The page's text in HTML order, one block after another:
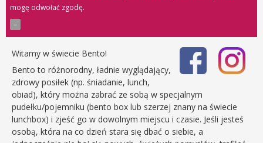
mogę odwołać zgodę.
Witamy w świecie Bento!
Bento to różnorodny, ładnie wyglądający,
zdrowy posiłek (np. śniadanie, lunch,
obiad), który można zabrać ze sobą w specjalnym
pudełku/pojemniku (bento box lub szerzej znany na świecie
lunchbox) i zjeść go w dowolnym miejscu i czasie. Jeśli jesteś
osobą, która na co dzień stara się dbać o siebie, a